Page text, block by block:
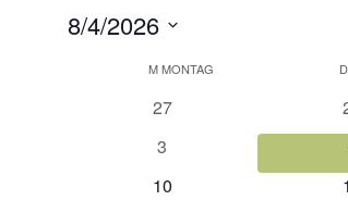
8/4/2026
Kalender
Veranstaltungen
MMONTAG D
0
Veranstaltungen
27
0
Veranstaltungen
3
0
10
0